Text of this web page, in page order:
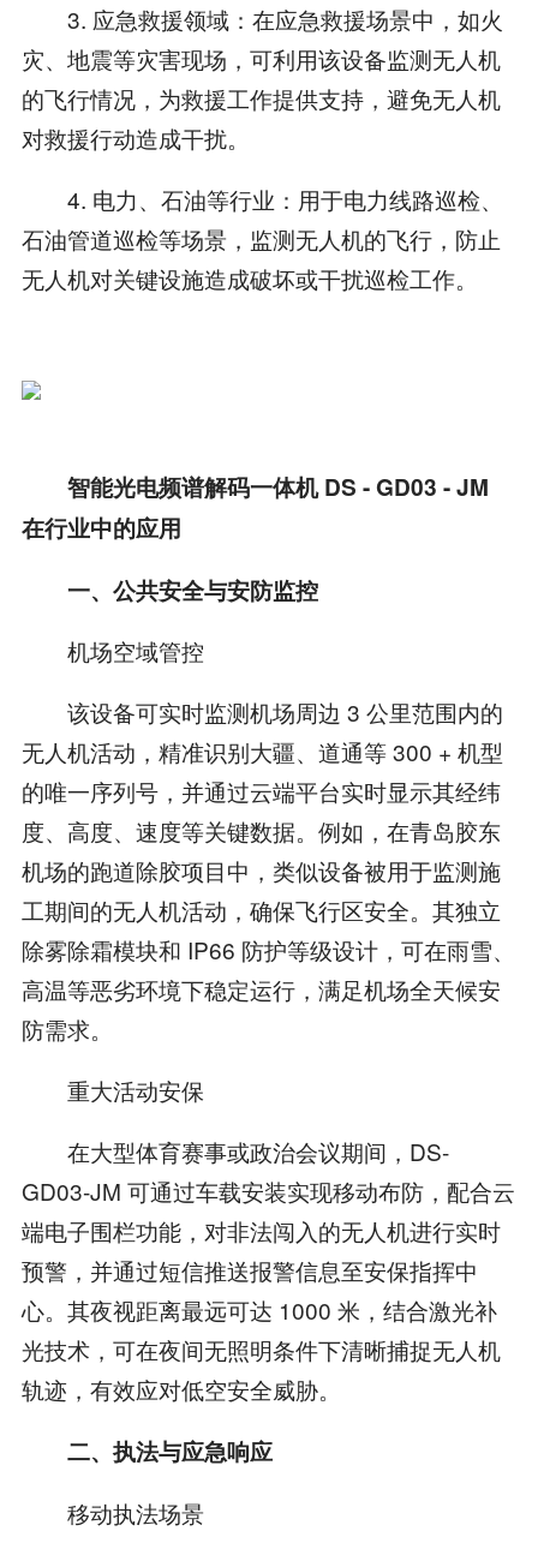
3. 应急救援领域：在应急救援场景中，如火
灾、地震等灾害现场，可利用该设备监测无人机
的飞行情况，为救援工作提供支持，避免无人机
对救援行动造成干扰。
4. 电力、石油等行业：用于电力线路巡检、
石油管道巡检等场景，监测无人机的飞行，防止
无人机对关键设施造成破坏或干扰巡检工作。
智能光电频谱解码一体机 DS - GD03 - JM
在行业中的应用
一、公共安全与安防监控
机场空域管控
该设备可实时监测机场周边 3 公里范围内的
无人机活动，精准识别大疆、道通等 300 + 机型
的唯一序列号，并通过云端平台实时显示其经纬
度、高度、速度等关键数据。例如，在青岛胶东
机场的跑道除胶项目中，类似设备被用于监测施
工期间的无人机活动，确保飞行区安全。其独立
除雾除霜模块和 IP66 防护等级设计，可在雨雪、
高温等恶劣环境下稳定运行，满足机场全天候安
防需求。
重大活动安保
在大型体育赛事或政治会议期间，DS-
GD03-JM 可通过车载安装实现移动布防，配合云
端电子围栏功能，对非法闯入的无人机进行实时
预警，并通过短信推送报警信息至安保指挥中
心。其夜视距离最远可达 1000 米，结合激光补
光技术，可在夜间无照明条件下清晰捕捉无人机
轨迹，有效应对低空安全威胁。
二、执法与应急响应
移动执法场景